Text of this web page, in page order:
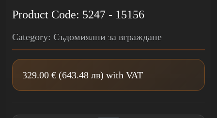
Product Code: 5247 - 15156
Category: Съдомиялни за вграждане
329.00 € (643.48 лв) with VAT